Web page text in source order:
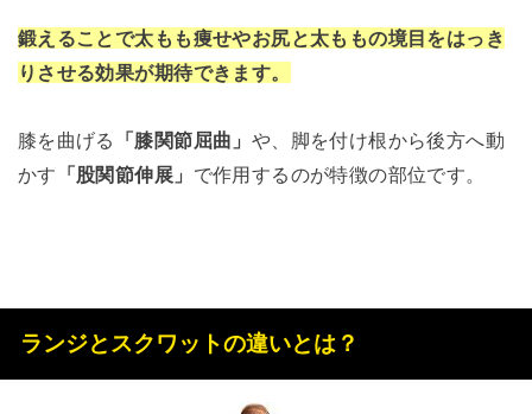
鍛えることで太もも痩せやお尻と太ももの境目をはっき
りさせる効果が期待できます。
膝を曲げる 「膝関節屈曲」 や、脚を付け根から後方へ動
かす 「股関節伸展」 で作用するのが特徴の部位です。
ランジとスクワットの違いとは？